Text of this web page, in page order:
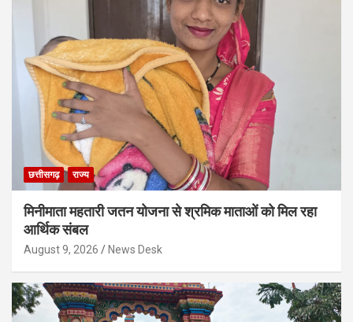
छत्तीसगढ़ राज्य
मिनीमाता महतारी जतन योजना से श्रमिक माताओं को मिल रहा
आर्थिक संबल
August 9, 2026 News Desk